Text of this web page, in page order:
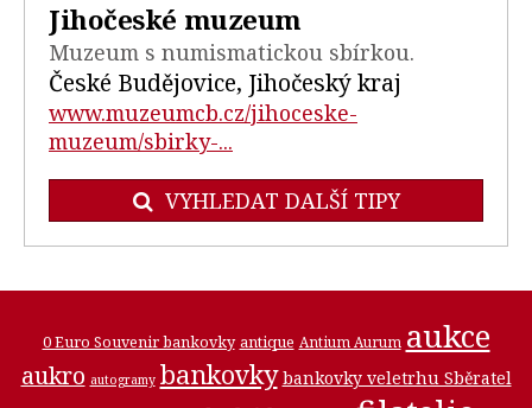
Jihočeské muzeum
Muzeum s numismatickou sbírkou.
České Budějovice, Jihočeský kraj
www.muzeumcb.cz/jihoceske-
muzeum/sbirky-...
VYHLEDAT DALŠÍ TIPY
0 Euro Souvenir bankovky antique Antium Aurum aukce
aukro autogramy bankovky bankovky veletrhu Sběratel